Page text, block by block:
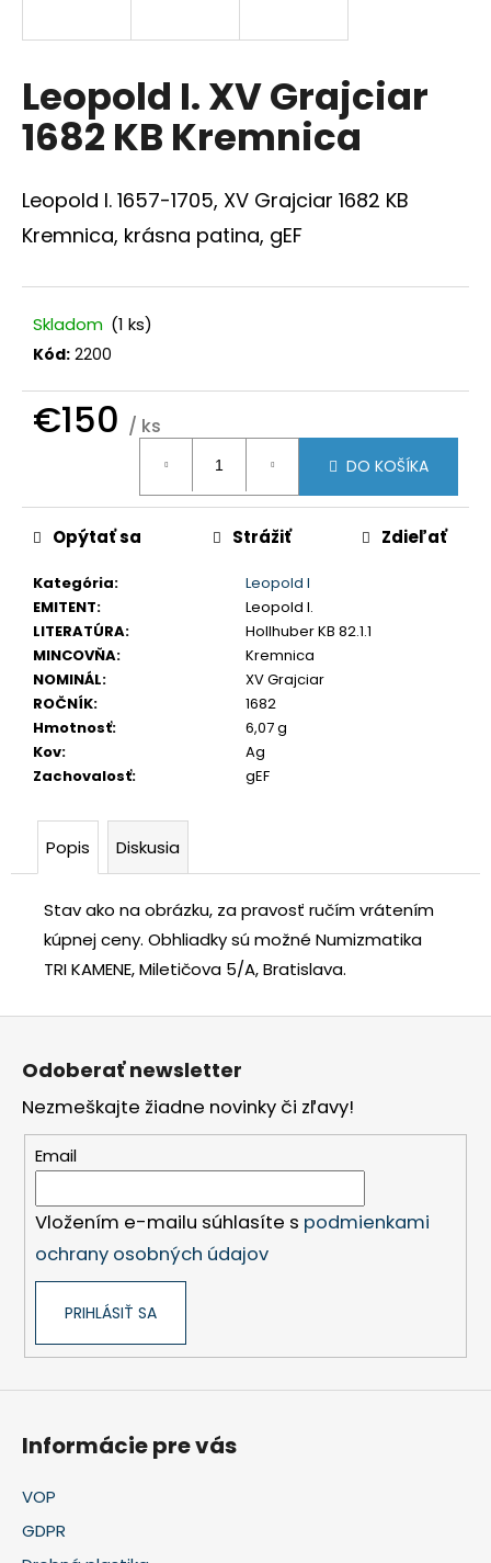
Leopold I. XV Grajciar
1682 KB Kremnica
Leopold I. 1657-1705, XV Grajciar 1682 KB
Kremnica, krásna patina, gEF
Skladom (1 ks)
Kód: 2200
€150 / ks
DO KOŠÍKA
Kategória:
Leopold I
EMITENT:
Leopold I.
LITERATÚRA:
Hollhuber KB 82.1.1
MINCOVŇA:
Kremnica
NOMINÁL:
XV Grajciar
ROČNÍK:
1682
Hmotnosť:
6,07 g
Kov:
Ag
Zachovalosť: gEF
Opýtať sa Strážiť Zdieľať
Popis Diskusia
Stav ako na obrázku, za pravosť ručím vrátením
kúpnej ceny. Obhliadky sú možné Numizmatika
TRI KAMENE, Miletičova 5/A, Bratislava.
s
ť
?
O
d
p
o
č
a
m
e
JOZEF
GRAJCIAR
1769
EVM-
€400
Z
Odoberať newsletter
Nezmeškajte žiadne novinky či zľavy!
Email
Vložením e-mailu súhlasíte s podmienkami
ochrany osobných údajov
PRIHLÁSIŤ SA
Informácie pre vás
VOP
GDPR